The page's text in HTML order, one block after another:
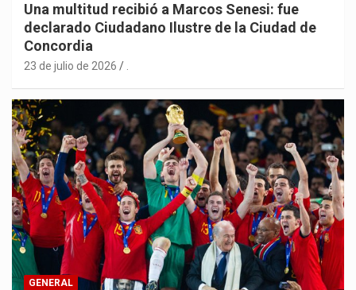
Una multitud recibió a Marcos Senesi: fue
declarado Ciudadano Ilustre de la Ciudad de
Concordia
23 de julio de 2026 .
GENERAL